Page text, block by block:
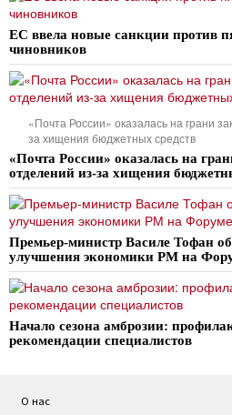
ЕС ввела новые санкции против
чиновников
«Почта России» оказалась на грани
за хищения бюджетных средств
«Почта России» оказалась на
отделений из-за хищения
Премьер-министр Василе Тофан
улучшения экономики РМ на
Начало сезона амброзии:
рекомендации специалистов
О нас